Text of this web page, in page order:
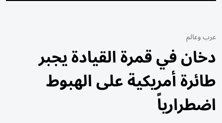
عرب وعالم
دخان في قمرة القيادة يجبر
طائرة أمريكية على الهبوط
اضطرارياً